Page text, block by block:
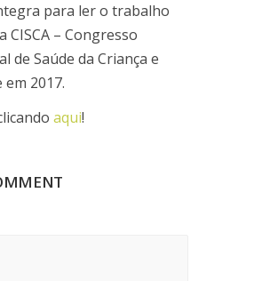
para ler o trabalho
CISCA – Congresso
de Saúde da Criança e
2017.
aqui!